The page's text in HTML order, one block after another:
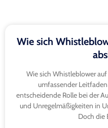
Wie sich
Wie sich Whistleblower
umfassender
entscheidende Rolle bei der
und Unregelmäßigkeiten in
Doch die